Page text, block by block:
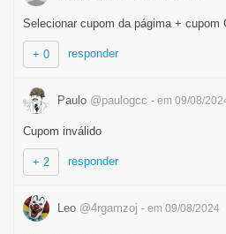
Selecionar cupom da págima + cupom
+ 0 responder
Paulo @paulogcc - em 09/08/
Cupom inválido
+ 2 responder
Leo @4rgamzoj - em 09/08/2024